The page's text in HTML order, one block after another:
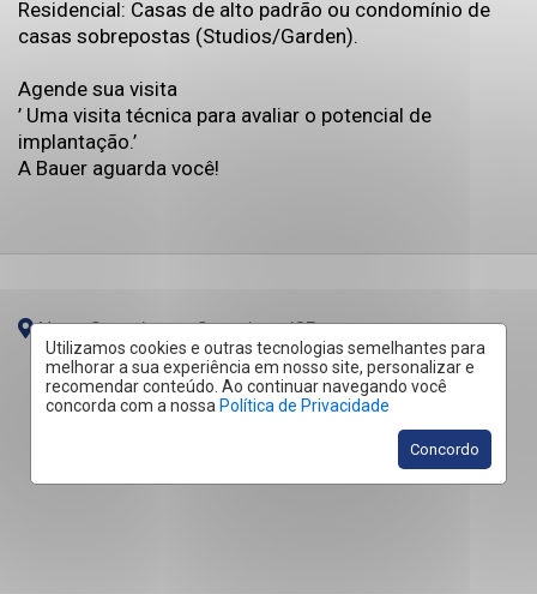
Utilizamos cookies e outras tecnologias semelhantes para
melhorar a sua experiência em nosso site, personalizar e
recomendar conteúdo. Ao continuar navegando você
concorda com a nossa Política de Privacidade
Concordo
Residencial: Casas de alto padrão ou condomínio de
casas sobrepostas (Studios/Garden).
Agende sua visita
’ Uma visita técnica para avaliar o potencial de
implantação.’
A Bauer aguarda você!
Nova Campinas - Campinas/SP